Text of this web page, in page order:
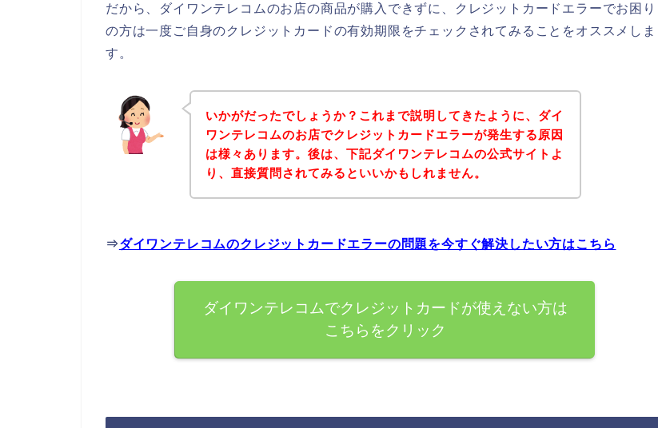
だから、ダイワンテレコムのお店の商品が購入できずに、クレジットカードエラーでお困り
の方は一度ご自身のクレジットカードの有効期限をチェックされてみることをオススメしま
す。
いかがだったでしょうか？これまで説明してきたように、ダイ
ワンテレコムのお店でクレジットカードエラーが発生する原因
は様々あります。後は、下記ダイワンテレコムの公式サイトよ
り、直接質問されてみるといいかもしれません。
⇒ダイワンテレコムのクレジットカードエラーの問題を今すぐ解決したい方はこちら
ダイワンテレコムでクレジットカードが使えない方は
こちらをクリック